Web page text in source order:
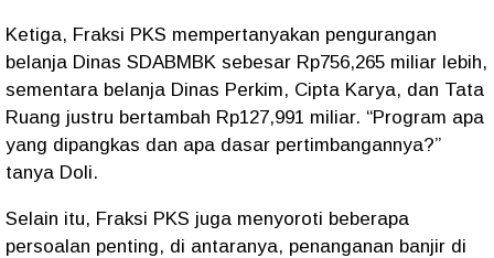
Ketiga, Fraksi PKS mempertanyakan pengurangan
belanja Dinas SDABMBK sebesar Rp756,265 miliar lebih,
sementara belanja Dinas Perkim, Cipta Karya, dan Tata
Ruang justru bertambah Rp127,991 miliar. “Program apa
yang dipangkas dan apa dasar pertimbangannya?”
tanya Doli.
Selain itu, Fraksi PKS juga menyoroti beberapa
persoalan penting, di antaranya, penanganan banjir di